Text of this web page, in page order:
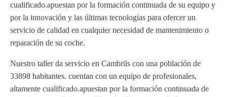
cualificado.apuestan por la formación continuada de su equipo y
por la innovación y las últimas tecnologías para ofercer un
servicio de calidad en cualquier necesidad de mantenimiento o
reparación de su coche.
Nuestro taller da servicio en Cambrils con una población de
33898 habitantes. cuentan con un equipo de profesionales,
altamente cualificado.apuestan por la formación continuada de